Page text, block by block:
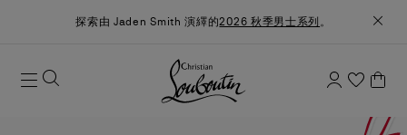
探索由 Jaden Smith 演繹的2026 秋季男士系列 。